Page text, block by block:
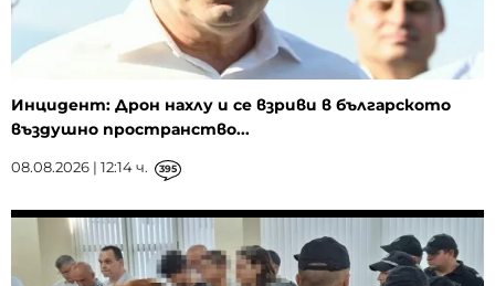
Инцидент: Дрон нахлу и се взриви в българското
въздушно пространство...
08.08.2026 | 12:14 ч. 395